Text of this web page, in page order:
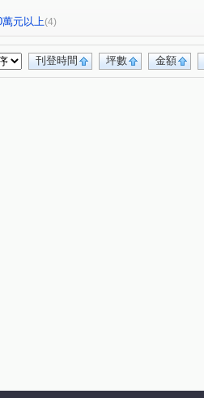
萬元以上(4)
金額
坪數
刊登時間